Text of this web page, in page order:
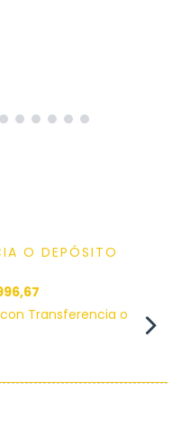
O DEPÓSITO
Transferencia o